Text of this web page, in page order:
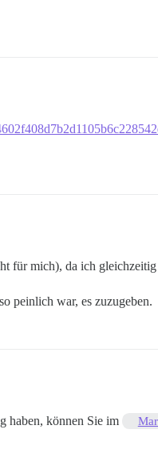
für mich), da ich
peinlich war, es zuzugeben.
haben, können Sie im